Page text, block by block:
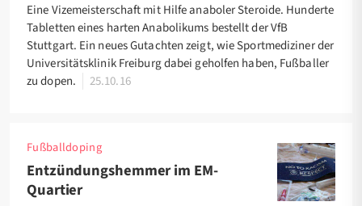
Eine Vizemeisterschaft mit Hilfe anaboler Steroide. Hunderte
Tabletten eines harten Anabolikums bestellt der VfB
Stuttgart. Ein neues Gutachten zeigt, wie Sportmediziner der
Universitätsklinik Freiburg dabei geholfen haben, Fußballer
zu dopen.
25.10.16
Fußballdoping
Entzündungshemmer im EM-
Quartier